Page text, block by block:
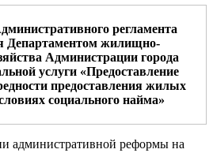
регламента
Департаментом жилищно-
Администрации города
услуги «Предоставление
предоставления жилых
социального найма»
административной реформы на